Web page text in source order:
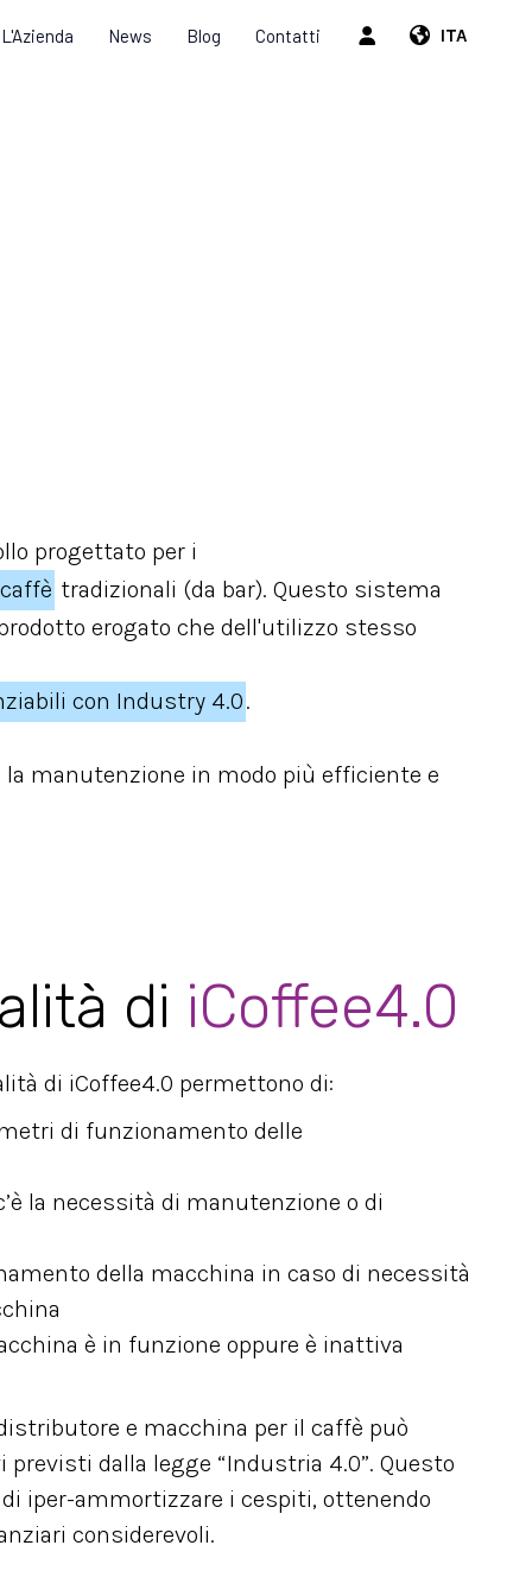
ITA
L'Azienda News Blog Contatti
progettato per i
tradizionali (da bar). Questo sistema
erogato che dell'utilizzo stesso
con Industry 4.0.
manutenzione in modo più efficiente e
di iCoffee4.0
di iCoffee4.0 permettono di:
di funzionamento delle
la necessità di manutenzione o di
della macchina in caso di necessità
è in funzione oppure è inattiva
e macchina per il caffè può
dalla legge “Industria 4.0”. Questo
iper-ammortizzare i cespiti, ottenendo
considerevoli.